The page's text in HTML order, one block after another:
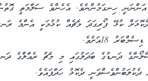
އަންނަނީ ހިނގަމުންނެވެ. އެހެންވެ ސަލާމަތީ
ކުޅޭ ފޯރިގަދަ މެޗެއް ކުޅުމަކީ އެންމެ
18އަށެވެ.
ދަނޑުގެ ބަދަލުގައި މި މެޗު ރެއާލްގެ
ދެކުލަބުންވެސްވަނީ ދެކޮޅު ހަދާފައެވެ.